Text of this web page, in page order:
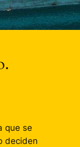
que se
deciden